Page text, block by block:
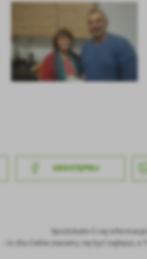
Szanujemy
wszystkie. W
Niezbędne
Tego typu
Ciebie
Analityczne
UDOSTĘPNIJ
Spodobała Ci się
- to dla Ciebie staramy się być najlepsi,